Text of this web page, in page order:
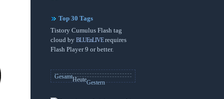
Top 30 Tags
Tistory Cumulus Flash tag
cloud by BLUEnLIVErequires
Flash Player 9 or better.
GesamtHeuteGestern